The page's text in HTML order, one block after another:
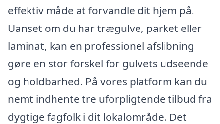
effektiv måde at forvandle dit hjem på.
Uanset om du har trægulve, parket eller
laminat, kan en professionel afslibning
gøre en stor forskel for gulvets udseende
og holdbarhed. På vores platform kan du
nemt indhente tre uforpligtende tilbud fra
dygtige fagfolk i dit lokalområde. Det